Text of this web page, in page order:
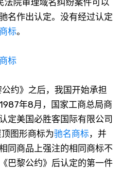
法院审理域名纠纷案件可以
名作出认定。没有经过认定
标。
标
》之后，我国开始承担
年8月，国家工商总局商
定美国必胜客国际有限公司
图形商标为驰名商标，并
同商品上强注的相同商标不
巴黎公约》后认定的第一件